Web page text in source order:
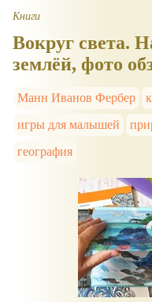
Книги
Вокруг света.
землёй, фото
Манн Иванов Фербер
игры для малышей
география